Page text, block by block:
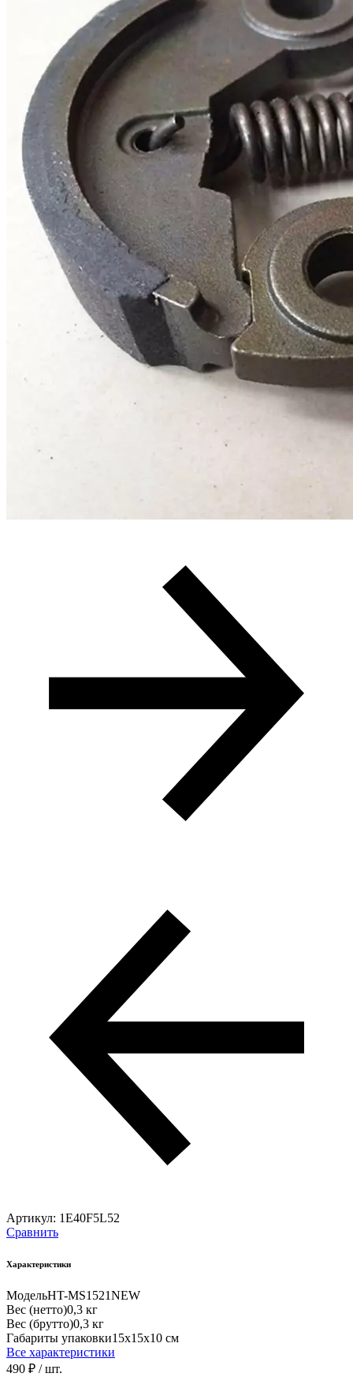
Артикул: 1E40F5L52
Сравнить
Характеристики
МодельHT-MS1521NEW
Вес (нетто)0,3 кг
Вес (брутто)0,3 кг
Габариты упаковки15х15х10 см
Все характеристики
490 ₽ / шт.